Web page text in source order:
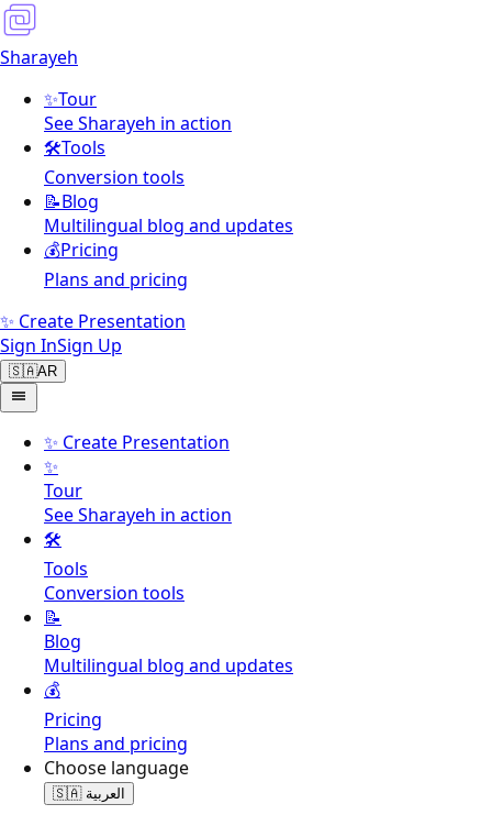
Sharayeh
✨Tour
See Sharayeh in action
🛠️Tools
Conversion tools
📝Blog
Multilingual blog and updates
💰Pricing
Plans and pricing
✨ Create Presentation
Sign InSign Up
🇸🇦AR
✨ Create Presentation
✨
Tour
See Sharayeh in action
🛠️
Tools
Conversion tools
📝
Blog
Multilingual blog and updates
💰
Pricing
Plans and pricing
Choose language
🇸🇦 العربية